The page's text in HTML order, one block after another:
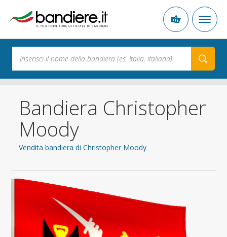
Bandiera Christopher
Moody
Vendita bandiera di Christopher Moody